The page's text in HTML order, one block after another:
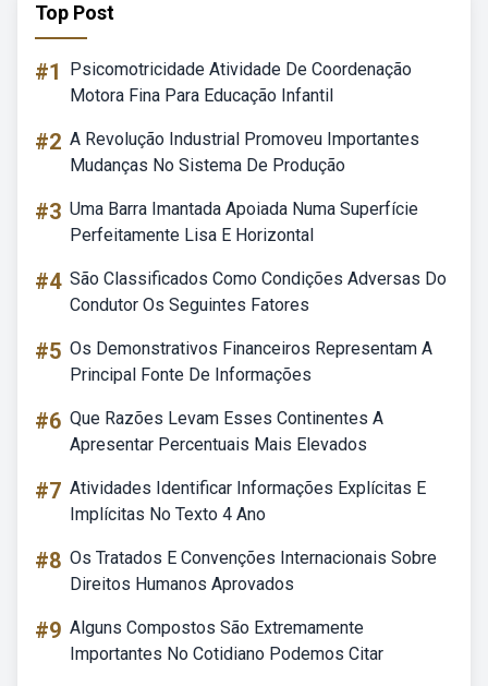
Top Post
#1
Psicomotricidade Atividade De Coordenação
Motora Fina Para Educação Infantil
#2 A Revolução Industrial Promoveu Importantes
Mudanças No Sistema De Produção
#3 Uma Barra Imantada Apoiada Numa Superfície
Perfeitamente Lisa E Horizontal
#4 São Classificados Como Condições Adversas Do
Condutor Os Seguintes Fatores
#5 Os Demonstrativos Financeiros Representam A
Principal Fonte De Informações
#6 Que Razões Levam Esses Continentes A
Apresentar Percentuais Mais Elevados
#7 Atividades Identificar Informações Explícitas E
Implícitas No Texto 4 Ano
#8 Os Tratados E Convenções Internacionais Sobre
Direitos Humanos Aprovados
#9 Alguns Compostos São Extremamente
Importantes No Cotidiano Podemos Citar